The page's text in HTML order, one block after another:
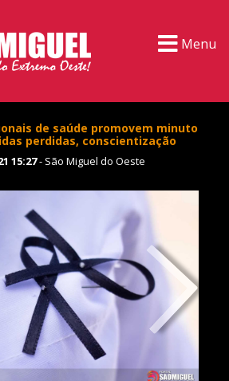
Menu
de saúde promovem minuto
perdidas, conscientização
15:27- São Miguel do Oeste